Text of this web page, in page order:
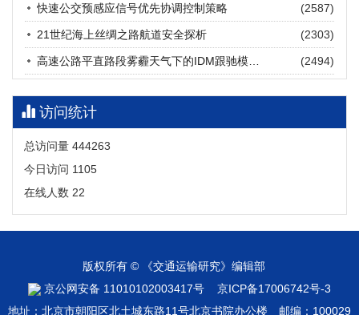
摘要 (20) HTML(18)
快速公交预感应信号优先协调控制策略 (2587)
21世纪海上丝绸之路航道安全探析 (2303)
(2494)
访问统计
总访问量 444263
今日访问 1105
在线人数 22
版权所有 © 《交通运输研究》编辑部
京公网安备 11010102003417号
京ICP备17006742号-3
地址：北京市朝阳区北土城东路11号北京书院办公楼 邮编：100029